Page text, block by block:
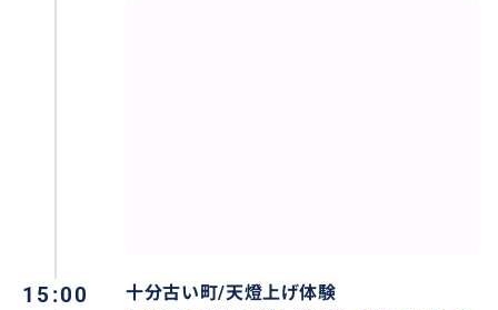
15:00 十分古い町/天燈上げ体験